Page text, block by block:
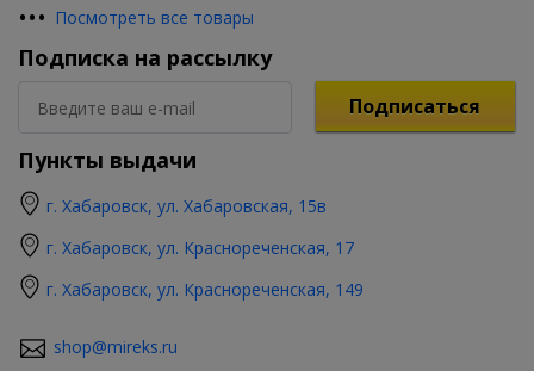
••• Посмотреть все товары
Подписка на рассылку
Подписаться
Пункты выдачи
г. Хабаровск, ул. Хабаровская, 15в
г. Хабаровск, ул. Краснореченская, 17
г. Хабаровск, ул. Краснореченская, 149
shop@mireks.ru